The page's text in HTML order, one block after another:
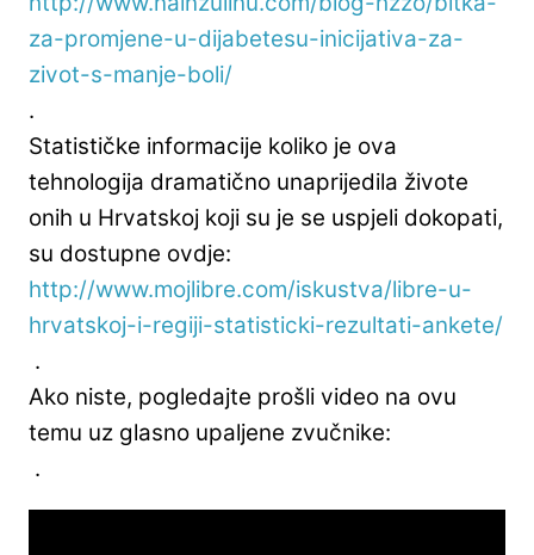
za-promjene-u-dijabetesu-inicijativa-za-
zivot-s-manje-boli/
.
Statističke informacije koliko je ova
tehnologija dramatično unaprijedila živote
onih u Hrvatskoj koji su je se uspjeli dokopati,
su dostupne ovdje:
http://www.mojlibre.com/iskustva/libre-u-
hrvatskoj-i-regiji-statisticki-rezultati-ankete/
.
Ako niste, pogledajte prošli video na ovu
temu uz glasno upaljene zvučnike:
.